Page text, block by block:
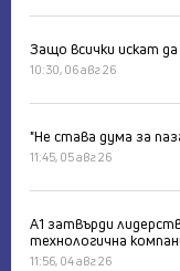
Защо всички искат
10:30, 06 авг 26
"Не става дума за
11:45, 05 авг 26
А1 затвърди
технологична
11:56, 04 авг 26